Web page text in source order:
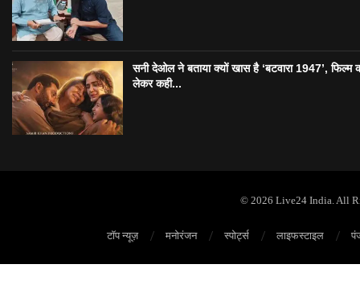
सनी देओल ने बताया क्यों खास है ‘बटवारा 1947’, फिल्म
लेकर कही...
© 2026 Live24 India. All
टॉप न्यूज़ मनोरंजन स्पोर्ट्स लाइफस्टाइल